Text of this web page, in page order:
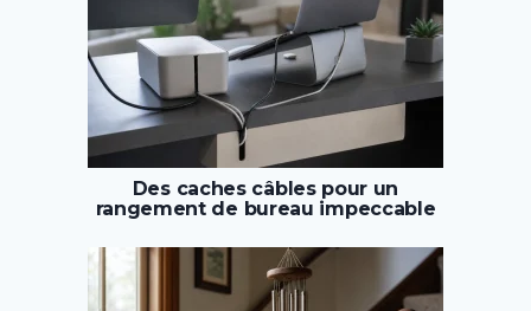
Des caches câbles pour un
rangement de bureau impeccable